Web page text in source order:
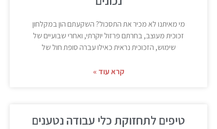
מי מאיתנו לא מכיר את התסכול? השקעתם הון במקלחון
זכוכית מעוצב, בחרתם פרזול יוקרתי, ואחרי שבועיים של
שימוש, הזכוכית נראית כאילו עברה סופת חול של
קרא עוד »
טיפים לתחזוקת כלי עבודה נטענים